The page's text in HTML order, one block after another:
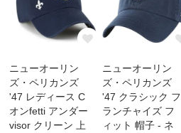
ニューオーリン
ズ・ペリカンズ
'47 レディース C
オンfetti アンダー
visor クリーン 上
ニューオーリン
ズ・ペリカンズ
'47 クラシック フ
ランチャイズ フ
ィット 帽子 - ネ